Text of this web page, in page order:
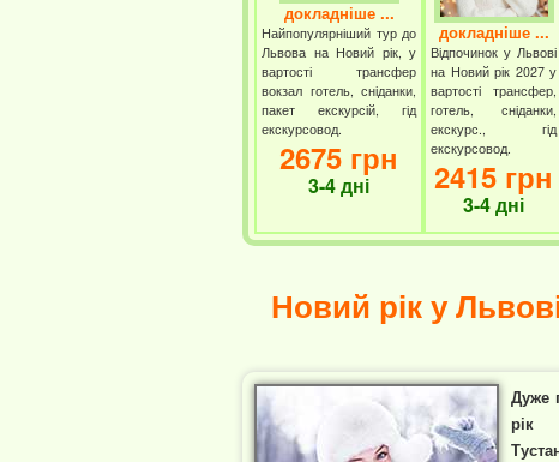
докладніше ...
Найпопулярніший тур до
Львова на Новий рік, у
вартості трансфер
вокзал готель, сніданки,
пакет екскурсій, гід
екскурсовод.
2675 грн
3-4 дні
докладніше ...
Відпочинок у Львові
на Новий рік 2027 у
вартості трансфер,
готель, сніданки,
екскурс., гід
екскурсовод.
2415 грн
3-4 дні
Новий рік у
Дуже